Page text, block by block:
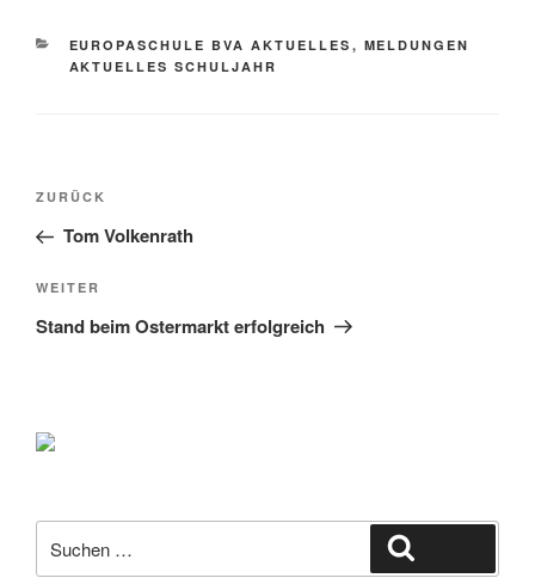
KATEGORIEN
EUROPASCHULE BVA AKTUELLES , MELDUNGEN
AKTUELLES SCHULJAHR
Beitragsnavigation
Vorheriger
Beitrag
ZURÜCK
Tom Volkenrath
Nächster
Beitrag
WEITER
Stand beim Ostermarkt erfolgreich
nach: